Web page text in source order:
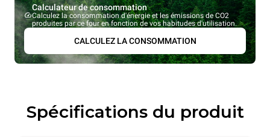
Calculateur de consommation
Calculez la consommation d'énergie et les émissions de CO2
produites par ce four en fonction de vos habitudes d'utilisation.
CALCULEZ LA CONSOMMATION
Spécifications du produit